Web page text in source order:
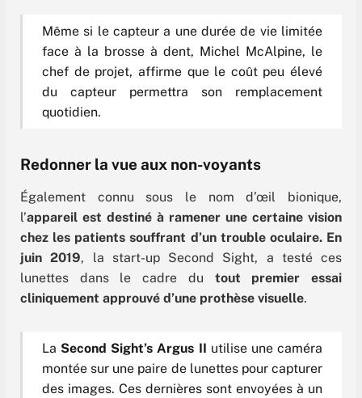
Même si le capteur a une durée de vie limitée
face à la brosse à dent, Michel McAlpine, le
chef de projet, affirme que le coût peu élevé
du capteur permettra son remplacement
quotidien.
Redonner la vue aux non-voyants
Également connu sous le nom d’œil bionique,
l’appareil est destiné à ramener une certaine vision
chez les patients souffrant d’un trouble oculaire. En
juin 2019, la start-up Second Sight, a testé ces
lunettes dans le cadre du tout premier essai
cliniquement approuvé d’une prothèse visuelle.
La Second Sight’s Argus II utilise une caméra
montée sur une paire de lunettes pour capturer
des images. Ces dernières sont envoyées à un